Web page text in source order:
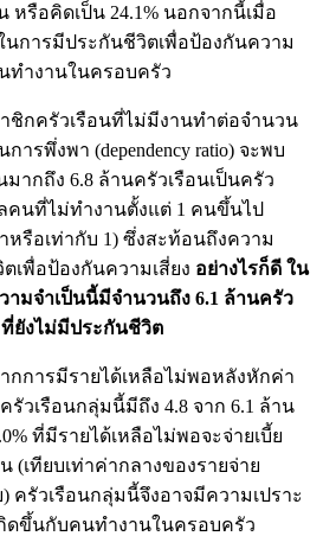
หรือคิดเป็น 24.1% นอกจากนี้เมื่อ
นการมีประกันชีวิตเพื่อป้องกันความ
ทำงานในครอบครัว
ชิกครัวเรือนที่ไม่มีงานทำต่อจำนวน
การพึ่งพา (dependency ratio) จะพบ
ากถึง 6.8 ล้านครัวเรือนเป็นครัว
คนที่ไม่ทำงานตั้งแต่ 1 คนขึ้นไป
หรือเท่ากับ 1) ซึ่งสะท้อนถึงความ
เพื่อป้องกันความเสี่ยง อย่างไรก็ดี ใน
ามจำเป็นนี้มีจำนวนถึง 6.1 ล้านครัว
ที่ยังไม่มีประกันชีวิต
กการมีรายได้เหลือไม่พอหลังหักค่า
รัวเรือนกลุ่มนี้มีถึง 4.8 จาก 6.1 ล้าน
% ที่มีรายได้เหลือไม่พอจะจ่ายเบี้ย
(เทียบเท่าค่ากลางของรายจ่าย
ครัวเรือนกลุ่มนี้จึงอาจมีความเปราะ
ดขึ้นกับคนทำงานในครอบครัว